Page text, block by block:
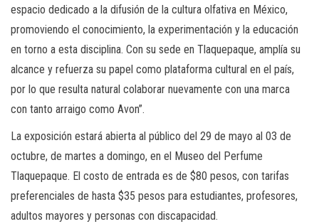
espacio dedicado a la difusión de la cultura olfativa en México,
promoviendo el conocimiento, la experimentación y la educación
en torno a esta disciplina. Con su sede en Tlaquepaque, amplía su
alcance y refuerza su papel como plataforma cultural en el país,
por lo que resulta natural colaborar nuevamente con una marca
con tanto arraigo como Avon”.
La exposición estará abierta al público del 29 de mayo al 03 de
octubre, de martes a domingo, en el Museo del Perfume
Tlaquepaque. El costo de entrada es de $80 pesos, con tarifas
preferenciales de hasta $35 pesos para estudiantes, profesores,
adultos mayores y personas con discapacidad.